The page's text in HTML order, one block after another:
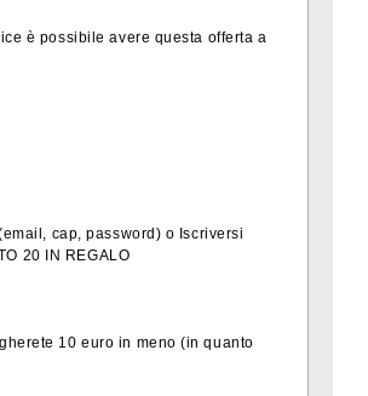
è possibile avere questa offerta a
cap, password) o Iscriversi
20 IN REGALO
10 euro in meno (in quanto